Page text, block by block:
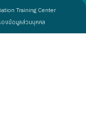
Training Center
องข้อมูลส่วนบุคคล